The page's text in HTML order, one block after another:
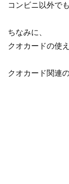
コンビニ以外で
ちなみに、
クオカードの使
クオカード関連